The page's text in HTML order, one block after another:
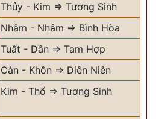
Thủy - Kim => Tương Sinh
Nhâm - Nhâm => Bình Hòa
Tuất - Dần => Tam Hợp
Càn - Khôn => Diên Niên
Kim - Thổ => Tương Sinh